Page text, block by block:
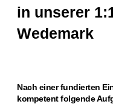
in unserer
Wedemark
Nach einer fundierten
kompetent folgende